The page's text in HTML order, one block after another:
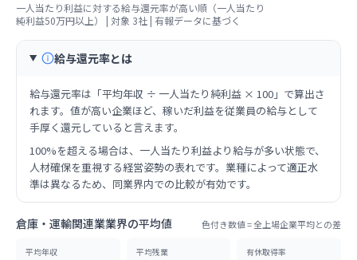
一人当たり利益に対する給与還元率が高い順（一人当たり
純利益50万円以上）
| 対象 3社 | 有報データに基づく
給与還元率とは
給与還元率は「平均年収 ÷ 一人当たり純利益 × 100」で算出さ
れます。値が高い企業ほど、稼いだ利益を従業員の給与として
手厚く還元していると言えます。
100%を超える場合は、一人当たり利益より給与が多い状態で、
人材確保を重視する経営姿勢の表れです。業種によって適正水
準は異なるため、同業界内での比較が有効です。
倉庫・運輸関連業業界の平均値 色付き数値 = 全上場企業平均との差
平均年収 平均残業 有休取得率